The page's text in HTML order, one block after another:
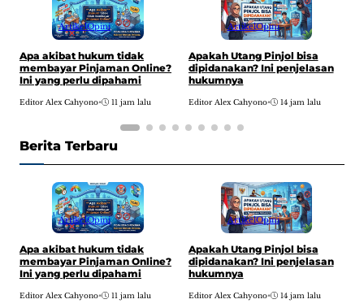
ArtikelOpini
Apa akibat hukum tidak
membayar Pinjaman Online?
Ini yang perlu dipahami
Editor Alex Cahyono• 11 jam lalu
ArtikelOpini
Apakah Utang Pinjol bisa
dipidanakan? Ini penjelasan
hukumnya
Editor Alex Cahyono• 14 jam lalu
Berita Terbaru
ArtikelOpini
Apa akibat hukum tidak
membayar Pinjaman Online?
Ini yang perlu dipahami
Editor Alex Cahyono• 11 jam lalu
ArtikelOpini
Apakah Utang Pinjol bisa
dipidanakan? Ini penjelasan
hukumnya
Editor Alex Cahyono• 14 jam lalu